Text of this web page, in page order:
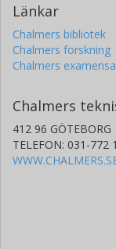
Länkar
Chalmers bibliotek
Chalmers forskning
Chalmers
Chalmers
412 96 GÖTEBORG
TELEFON: 031-772